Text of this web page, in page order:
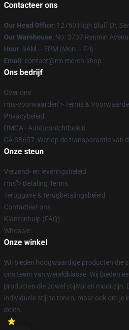
Contacteer ons
Our Head Office: 12760 High Bluff Dr,
Our Warehouse: No. 3737 Renmin
Hour: 9AM – 5PM (Mon – Fri)
Email : contact@rm-merch.shop
Ons bedrijf
Over ons
rms-voorwaarden"> Terms &
Privacybeleid
DMCA - Auteursrechtbeleid
CA SB657: Wet op de transparantie van
Onze steun
Verzend- en leveringsbeleid
rms"> Betaling Terms
Teruggave & terugbetalingsbeleid
Contacteer ons
Klantenhulp (FAQ)
Whosale
Onze winkel
Wij bieden hoogwaardige producten die
ons team van wereldklasse. Wij bieden
producten die zowel stijlvol en mooi zijn.
individuele stijl te tonen, maar ook om je
delen.